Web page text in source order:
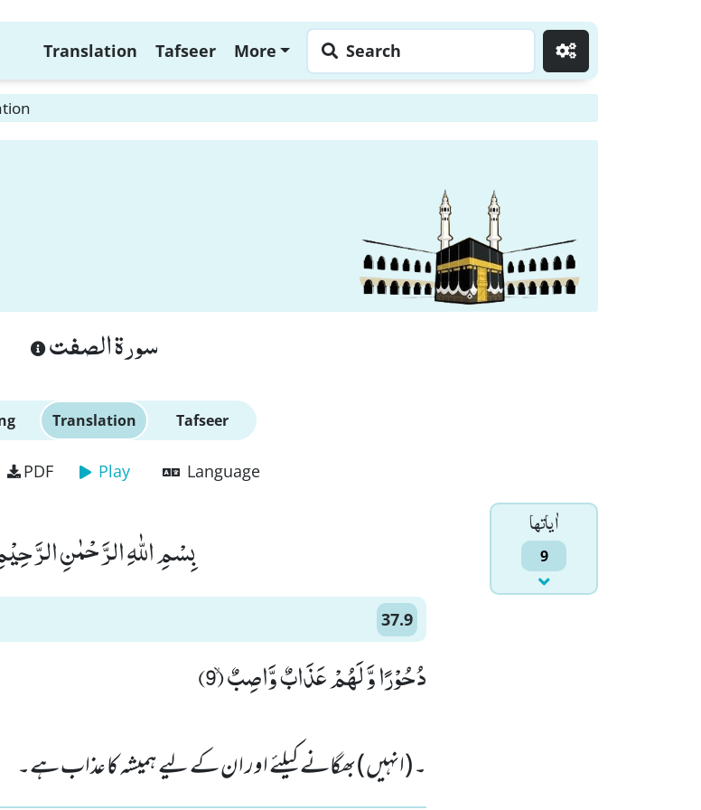
Translation Tafseer More Search
سورة الصفت
Translation Tafseer
PDF Play Language
اٰياتها
9 بِسْمِ اللّٰهِ الرَّحْمٰنِ
37.9
دُحُوْرًا وَّ لَهُمْ عَذَابٌ وَّاصِبٌۙ (9)
۔ (انہیں ) بھگانے کیلئے اور ان کے لیے ہمیشہ کا عذاب ہے۔